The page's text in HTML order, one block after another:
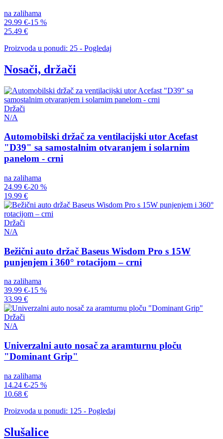
na zalihama
29.99 €-15 %
25.49 €
Proizvoda u ponudi: 25 - Pogledaj
Nosači, držači
Držači
N/A
Automobilski držač za ventilacijski utor Acefast
"D39" sa samostalnim otvaranjem i solarnim
panelom - crni
na zalihama
24.99 €-20 %
19.99 €
Držači
N/A
Bežični auto držač Baseus Wisdom Pro s 15W
punjenjem i 360° rotacijom – crni
na zalihama
39.99 €-15 %
33.99 €
Držači
N/A
Univerzalni auto nosač za aramturnu ploču
"Dominant Grip"
na zalihama
14.24 €-25 %
10.68 €
Proizvoda u ponudi: 125 - Pogledaj
Slušalice